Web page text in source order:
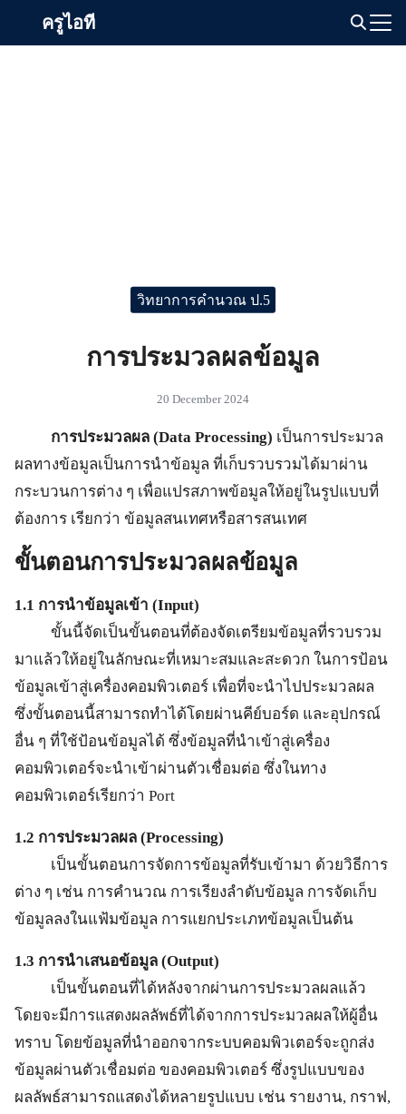
ครูไอที
วิทยาการคำนวณ ป.5
การประมวลผลข้อมูล
20 December 2024
การประมวลผล (Data Processing) เป็นการประมวล
ผลทางข้อมูลเป็นการนำข้อมูล ที่เก็บรวบรวมได้มาผ่าน
กระบวนการต่าง ๆ เพื่อแปรสภาพข้อมูลให้อยู่ในรูปแบบที่
ต้องการ เรียกว่า ข้อมูลสนเทศหรือสารสนเทศ
ขั้นตอนการประมวลผลข้อมูล
1.1 การนำข้อมูลเข้า (Input)
ขั้นนี้จัดเป็นขั้นตอนที่ต้องจัดเตรียมข้อมูลที่รวบรวม
มาแล้วให้อยู่ในลักษณะที่เหมาะสมและสะดวก ในการป้อน
ข้อมูลเข้าสู่เครื่องคอมพิวเตอร์ เพื่อที่จะนำไปประมวลผล
ซึ่งขั้นตอนนี้สามารถทำได้โดยผ่านคีย์บอร์ด และอุปกรณ์
อื่น ๆ ที่ใช้ป้อนข้อมูลได้ ซึ่งข้อมูลที่นำเข้าสู่เครื่อง
คอมพิวเตอร์จะนำเข้าผ่านตัวเชื่อมต่อ ซึ่งในทาง
คอมพิวเตอร์เรียกว่า Port
1.2 การประมวลผล (Processing)
เป็นขั้นตอนการจัดการข้อมูลที่รับเข้ามา ด้วยวิธีการ
ต่าง ๆ เช่น การคำนวณ การเรียงลำดับข้อมูล การจัดเก็บ
ข้อมูลลงในแฟ้มข้อมูล การแยกประเภทข้อมูลเป็นต้น
1.3 การนำเสนอข้อมูล (Output)
เป็นขั้นตอนที่ได้หลังจากผ่านการประมวลผลแล้ว
โดยจะมีการแสดงผลลัพธ์ที่ได้จากการประมวลผลให้ผู้อื่น
ทราบ โดยข้อมูลที่นำออกจากระบบคอมพิวเตอร์จะถูกส่ง
ข้อมูลผ่านตัวเชื่อมต่อ ของคอมพิวเตอร์ ซึ่งรูปแบบของ
ผลลัพธ์สามารถแสดงได้หลายรูปแบบ เช่น รายงาน, กราฟ,